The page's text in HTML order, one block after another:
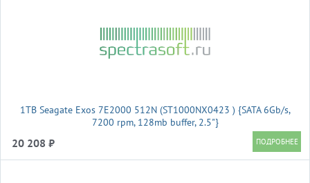
1TB Seagate Exos 7E2000 512N (ST1000NX0423 ) {SATA 6Gb/s,
7200 rpm, 128mb buffer, 2.5"}
20 208 ₽